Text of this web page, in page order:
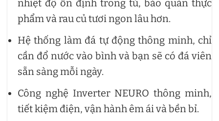
nhiệt độ ổn định trong tủ, bảo quản thực
phẩm và rau củ tươi ngon lâu hơn.
Hệ thống làm đá tự động thông minh, chỉ
cần đổ nước vào bình và bạn sẽ có đá viên
sẵn sàng mỗi ngày.
Công nghệ Inverter NEURO thông minh,
tiết kiệm điện, vận hành êm ái và bền bỉ.